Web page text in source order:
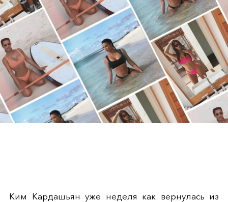
Ким Кардашьян уже неделя как вернулась из